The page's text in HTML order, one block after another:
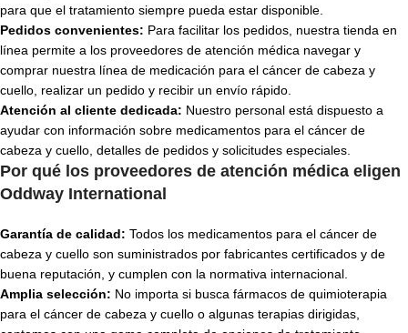
para que el tratamiento siempre pueda estar disponible.
Pedidos convenientes: Para facilitar los pedidos, nuestra tienda en
línea permite a los proveedores de atención médica navegar y
comprar nuestra línea de medicación para el cáncer de cabeza y
cuello, realizar un pedido y recibir un envío rápido.
Atención al cliente dedicada: Nuestro personal está dispuesto a
ayudar con información sobre medicamentos para el cáncer de
cabeza y cuello, detalles de pedidos y solicitudes especiales.
Por qué los proveedores de atención médica eligen
Oddway International
Garantía de calidad: Todos los medicamentos para el cáncer de
cabeza y cuello son suministrados por fabricantes certificados y de
buena reputación, y cumplen con la normativa internacional.
Amplia selección: No importa si busca fármacos de quimioterapia
para el cáncer de cabeza y cuello o algunas terapias dirigidas,